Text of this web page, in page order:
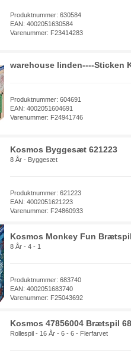
Produktnummer: 630584
EAN: 4002051630584
Varenummer: F23414283
warehouse linden----Sticken
Produktnummer: 604691
EAN: 4002051604691
Varenummer: F24941746
Kosmos Byggesæt 621223
8 År - Byggesæt
Produktnummer: 621223
EAN: 4002051621223
Varenummer: F24860933
Kosmos Monkey Fun
8 År - 4 - 1
Produktnummer: 683740
EAN: 4002051683740
Varenummer: F25043692
Kosmos 47856004 Brætspil
Rollespil - 16 År - 6 - 6 - Flerfarvet